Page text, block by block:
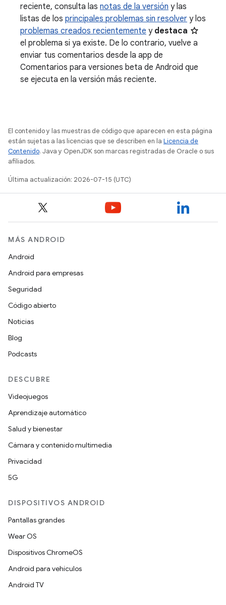
reciente, consulta las notas de la versión y las
listas de los principales problemas sin resolver y los
problemas creados recientemente y destaca
el problema si ya existe. De lo contrario, vuelve a
enviar tus comentarios desde la app de
Comentarios para versiones beta de Android que
se ejecuta en la versión más reciente.
El contenido y las muestras de código que aparecen en esta página
están sujetas a las licencias que se describen en la Licencia de
Contenido. Java y OpenJDK son marcas registradas de Oracle o sus
afiliados.
Última actualización: 2026-07-15 (UTC)
MÁS ANDROID
Android
Android para empresas
Seguridad
Código abierto
Noticias
Blog
Podcasts
DESCUBRE
Videojuegos
Aprendizaje automático
Salud y bienestar
Cámara y contenido multimedia
Privacidad
5G
DISPOSITIVOS ANDROID
Pantallas grandes
Wear OS
Dispositivos ChromeOS
Android para vehículos
Android TV